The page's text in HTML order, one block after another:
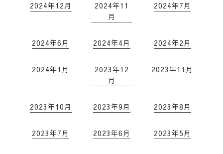
2024年12月
2024年11
月
2024年7月
2024年6月 2024年4月 2024年2月
2024年1月
2023年12
月
2023年11月
2023年10月 2023年9月 2023年8月
2023年7月 2023年6月 2023年5月